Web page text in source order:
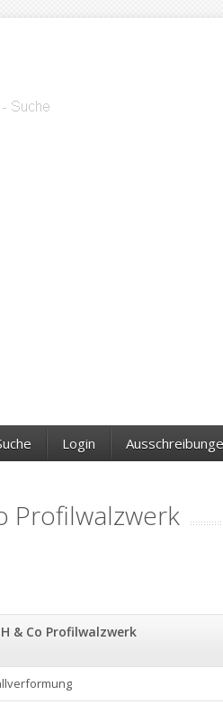
Login
Profilwalzwerk
& Co Profilwalzwerk